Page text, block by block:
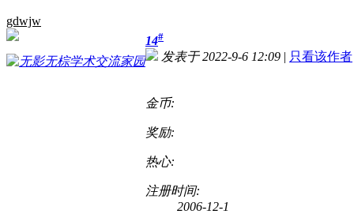
gdwjw
14#
发表于 2022-9-6 12:09 | 只看该作者
金币:
奖励:
热心:
注册时间:
2006-12-1